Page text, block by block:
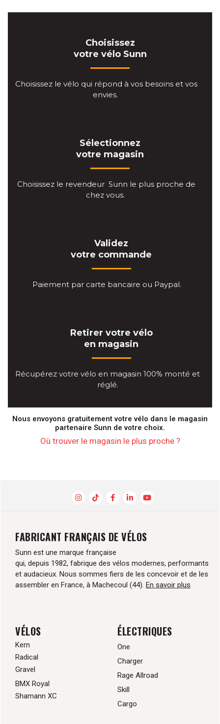
Choisissez
votre vélo Sunn
Choisissez le vélo qui répond à vos besoins et vos
envies.
Sélectionnez
votre magasin
Choisissez le revendeur Sunn le plus proche de
chez vous.
Validez
votre commande
Paiement par carte bancaire ou Paypal.
Retirer votre vélo
en magasin
Récupérez votre vélo en magasin 100% monté et
réglé.
Nous envoyons gratuitement votre vélo dans le magasin
partenaire Sunn de votre choix.
Où trouver le magasin le plus proche ?
FABRICANT FRANÇAIS DE VÉLOS
Sunn est une marque française
qui, depuis 1982, fabrique des vélos modernes, performants
et audacieux. Nous sommes fiers de les concevoir et de les
assembler en France, à Machecoul (44). En savoir plus
VÉLOS
Kern
Radical
Gravel
BMX Royal
Shamann XC
ÉLECTRIQUES
One
Charger
Rage Allroad
Skill
Cargo